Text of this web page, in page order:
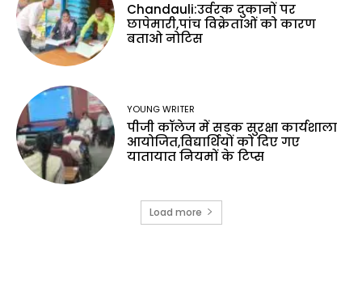
Chandauli:उर्वरक दुकानों पर
छापेमारी,पांच विक्रेताओं को कारण
बताओ नोटिस
YOUNG WRITER
पीजी कॉलेज में सड़क सुरक्षा कार्यशाला
आयोजित,विद्यार्थियों को दिए गए
यातायात नियमों के टिप्स
Load more